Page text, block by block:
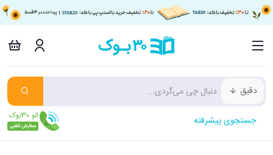
دقیق
جستجوی پیشرفته